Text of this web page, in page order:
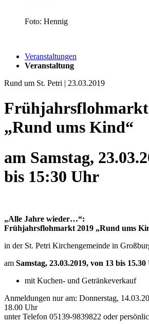
Foto: Hennig
Veranstaltungen
Veranstaltung
Rund um St. Petri | 23.03.2019
Frühjahrsflohmarkt
„Rund ums Kind“
am Samstag,
bis 15:30 Uhr
„Alle Jahre wieder…“:
Frühjahrsflohmarkt 2019 „Rund ums
in der St. Petri Kirchengemeinde in
am Samstag, 23.03.2019, von 13 bis
mit Kuchen- und Getränkeverkauf
Anmeldungen nur am: Donnerstag,
18.00 Uhr
unter Telefon 05139-9839822 oder